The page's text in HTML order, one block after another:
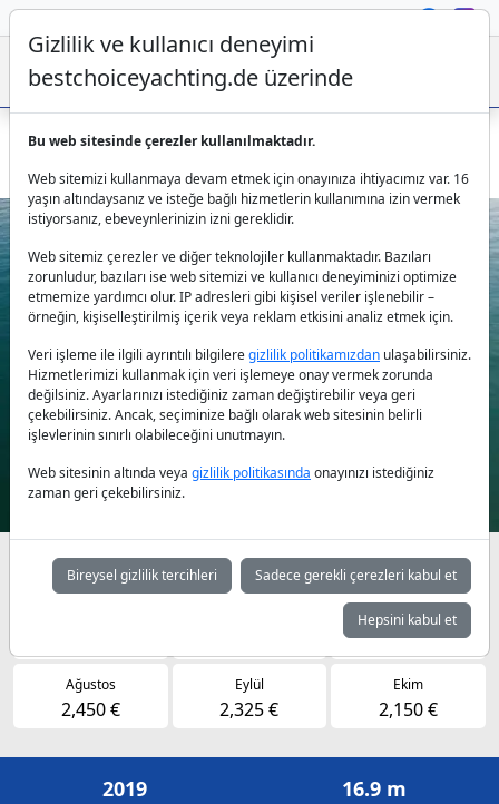
Motoryat Be Happy 16.9m 3 Kabin Kiralama Kastela Çıkışlı
Previous
Müsaitlik durumuna göre günlük fiyatlar
Temmuz
2,450 €
Ağustos
2,450 €
Eylül
2,325 €
Ekim
2,150 €
2019 16.9 m
Gizlilik ve kullanıcı deneyimi
bestchoiceyachting.de üzerinde
Bu web sitesinde çerezler kullanılmaktadır.
Web sitemizi kullanmaya devam etmek için onayınıza ihtiyacımız var. 16
yaşın altındaysanız ve isteğe bağlı hizmetlerin kullanımına izin vermek
istiyorsanız, ebeveynlerinizin izni gereklidir.
Web sitemiz çerezler ve diğer teknolojiler kullanmaktadır. Bazıları
zorunludur, bazıları ise web sitemizi ve kullanıcı deneyiminizi optimize
etmemize yardımcı olur. IP adresleri gibi kişisel veriler işlenebilir –
örneğin, kişiselleştirilmiş içerik veya reklam etkisini analiz etmek için.
Veri işleme ile ilgili ayrıntılı bilgileregizlilik politikamızdan ulaşabilirsiniz.
Hizmetlerimizi kullanmak için veri işlemeye onay vermek zorunda
değilsiniz. Ayarlarınızı istediğiniz zaman değiştirebilir veya geri
çekebilirsiniz. Ancak, seçiminize bağlı olarak web sitesinin belirli
işlevlerinin sınırlı olabileceğini unutmayın.
Web sitesinin altında veya gizlilik politikasında onayınızı istediğiniz
zaman geri çekebilirsiniz.
Bireysel gizlilik tercihleri Sadece gerekli çerezleri kabul et
Hepsini kabul et